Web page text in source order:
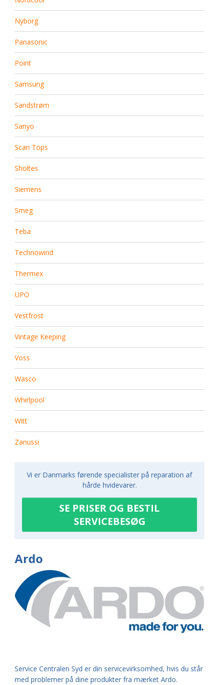
Nyborg
Panasonic
Point
Samsung
Sandstrøm
Sanyo
Scan Tops
Sholtes
Siemens
Smeg
Teba
Technowind
Thermex
UPO
Vestfrost
Vintage Keeping
Voss
Wasco
Whirlpool
Witt
Zanussi
Vi er Danmarks førende specialister på reparation af
hårde hvidevarer.
SE PRISER OG BESTIL
SERVICEBESØG
Ardo
Service Centralen Syd er din servicevirksomhed, hvis du står
med problemer på dine produkter fra mærket Ardo.